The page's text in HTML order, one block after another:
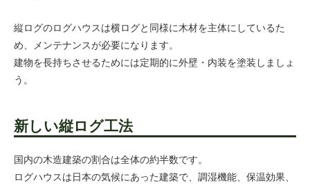
縦ログのログハウスは横ログと同様に木材を主体にしているた
め、メンテナンスが必要になります。
建物を長持ちさせるためには定期的に外壁・内装を塗装しましょ
う。
新しい縦ログ工法
国内の木造建築の割合は全体の約半数です。
ログハウスは日本の気候にあった建築で、調湿機能、保温効果、